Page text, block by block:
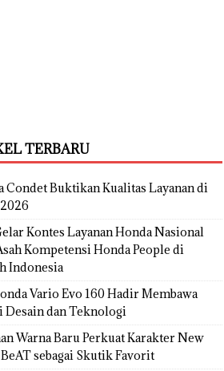
TERBARU
Condet Buktikan Kualitas Layanan di
Kontes Layanan Honda Nasional
Kompetensi Honda People di
Indonesia
Vario Evo 160 Hadir Membawa
Desain dan Teknologi
Warna Baru Perkuat Karakter New
sebagai Skutik Favorit